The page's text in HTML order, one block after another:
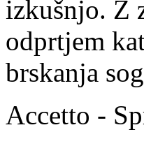
izkušnjo. Z
odprtjem
brskanja
Accetto -